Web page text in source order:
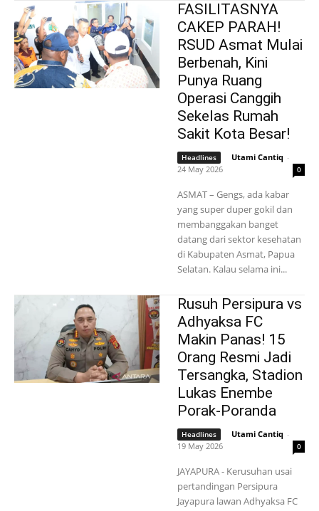
FASILITASNYA
CAKEP PARAH!
RSUD Asmat Mulai
Berbenah, Kini
Punya Ruang
Operasi Canggih
Sekelas Rumah
Sakit Kota Besar!
Headlines Utami Cantiq -
24 May 2026
0
ASMAT – Gengs, ada kabar
yang super duper gokil dan
membanggakan banget
datang dari sektor kesehatan
di Kabupaten Asmat, Papua
Selatan. Kalau selama ini...
Rusuh Persipura vs
Adhyaksa FC
Makin Panas! 15
Orang Resmi Jadi
Tersangka, Stadion
Lukas Enembe
Porak-Poranda
Headlines Utami Cantiq -
19 May 2026
0
JAYAPURA - Kerusuhan usai
pertandingan Persipura
Jayapura lawan Adhyaksa FC